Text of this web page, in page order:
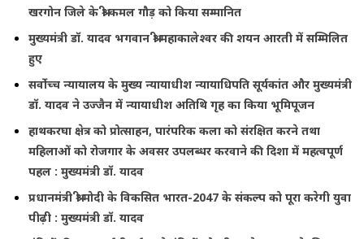
खरगोन जिले के श्री कमल गौड़ को किया सम्मानित
मुख्यमंत्री डॉ. यादव भगवान श्री महाकालेश्‍वर की शयन आरती में सम्मिलित
हुए
सर्वोच्च न्यायालय के मुख्‍य न्‍यायाधीश न्यायाधिपति सूर्यकांत और मुख्यमंत्री
डॉ. यादव ने उज्जैन में न्यायाधीश अतिथि गृह का किया भूमिपूजन
हाथकरघा क्षेत्र को प्रोत्साहन, पारंपरिक कला को संरक्षित करने तथा
महिलाओं को रोजगार के अवसर उपलब्धर करवाने की दिशा में महत्वपूर्ण
पहल : मुख्यमंत्री डॉ. यादव
प्रधानमंत्री श्री मोदी के विकसित भारत-2047 के संकल्प को पूरा करेगी युवा
पीढ़ी : मुख्यमंत्री डॉ. यादव